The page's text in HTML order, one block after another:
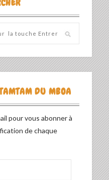
DU MBOA
pour vous abonner à
de chaque